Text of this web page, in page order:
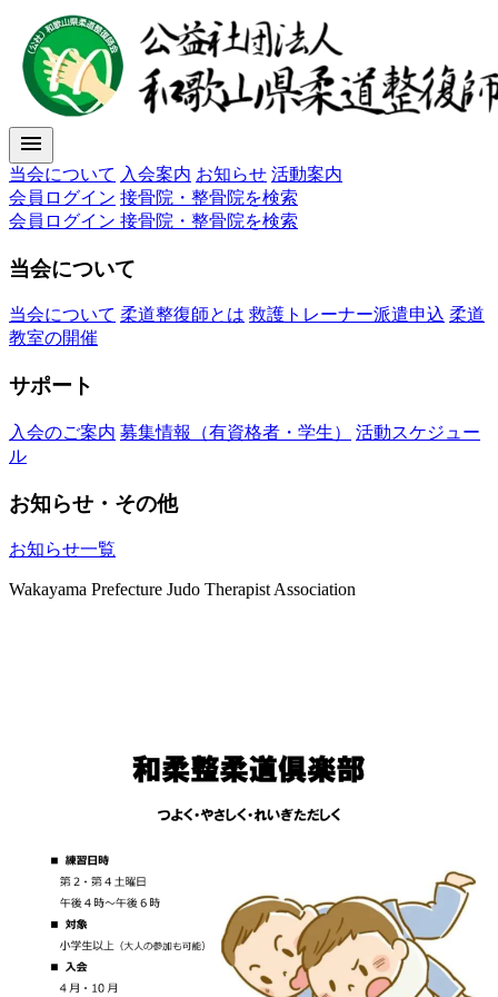
menu
当会について 入会案内 お知らせ 活動案内
会員ログイン 接骨院・整骨院を検索
会員ログイン 接骨院・整骨院を検索
当会について
当会について 柔道整復師とは 救護トレーナー派遣申込 柔道
教室の開催
サポート
入会のご案内 募集情報（有資格者・学生）
活動スケジュー
ル
お知らせ・その他
お知らせ一覧
Wakayama Prefecture Judo Therapist Association